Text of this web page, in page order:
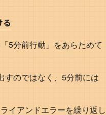
5分前行動」をあらためて
すのではなく、5分前には
イアンドエラーを繰り返し